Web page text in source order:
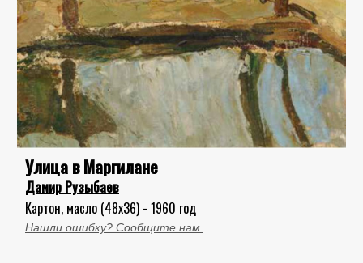
Улица в Маргилане
Дамир Рузыбаев
Картон, масло (48x36) - 1960 год
Нашли ошибку? Сообщите нам.